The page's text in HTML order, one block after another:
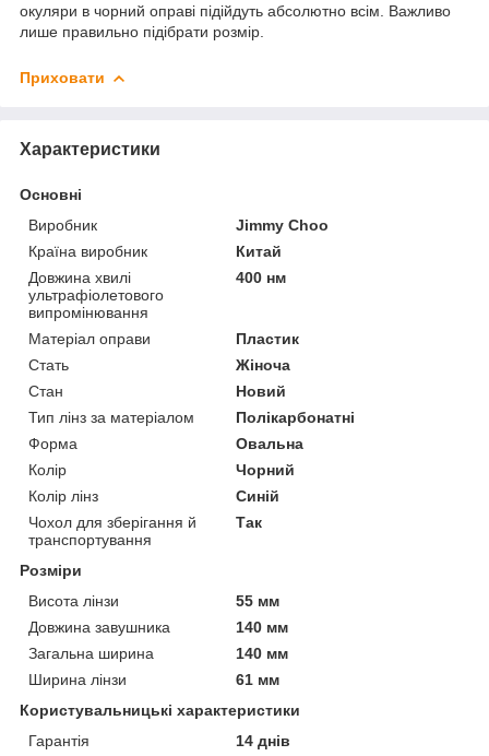
окуляри в чорний оправі підійдуть абсолютно всім. Важливо
лише правильно підібрати розмір.
Приховати
Характеристики
Основні
Виробник
Jimmy Choo
Країна виробник
Китай
Довжина хвилі
ультрафіолетового
випромінювання
400 нм
Матеріал оправи
Пластик
Стать
Жіноча
Стан
Новий
Тип лінз за матеріалом
Полікарбонатні
Форма
Овальна
Колір
Чорний
Колір лінз
Синій
Чохол для зберігання й
транспортування
Так
Розміри
Висота лінзи
55 мм
Довжина завушника
140 мм
Загальна ширина
140 мм
Ширина лінзи
61 мм
Користувальницькі характеристики
Гарантія
14 днів